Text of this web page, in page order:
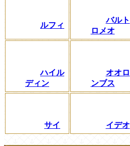
ルフィ
バルト
ロメオ
ハイル
ディン
オオロ
ンブス
サイ イデオ